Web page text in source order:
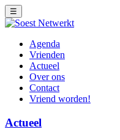
☰
Agenda
Vrienden
Actueel
Over ons
Contact
Vriend worden!
Actueel